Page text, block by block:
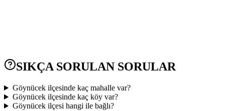
SIKÇA SORULAN SORULAR
Göynücek ilçesinde kaç mahalle var?
Göynücek ilçesinde kaç köy var?
Göynücek ilçesi hangi ile bağlı?